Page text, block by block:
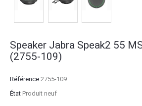
Speaker Jabra Speak2 55
(2755-109)
Référence 2755-109
État Produit neuf